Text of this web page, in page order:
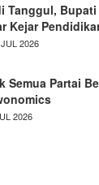
Tanggul, Bupati
Kejar
2026
Semua Partai
2026